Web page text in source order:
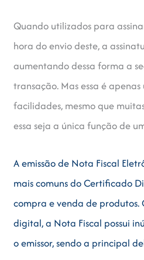
Quando utilizados para
hora do envio deste, a
aumentando dessa forma a
transação. Mas essa é
facilidades, mesmo que
essa seja a única função de
A emissão de Nota Fiscal
mais comuns do Certificado
compra e venda de produtos.
digital, a Nota Fiscal possui
o emissor, sendo a principal